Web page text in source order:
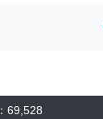
69,528